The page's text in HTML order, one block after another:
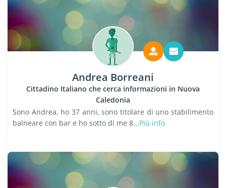
Andrea Borreani
Cittadino Italiano che cerca informazioni in Nuova
Caledonia
Sono Andrea, ho 37 anni, sono titolare di uno stabilimento
balneare con bar e ho sotto di me 8...Più info